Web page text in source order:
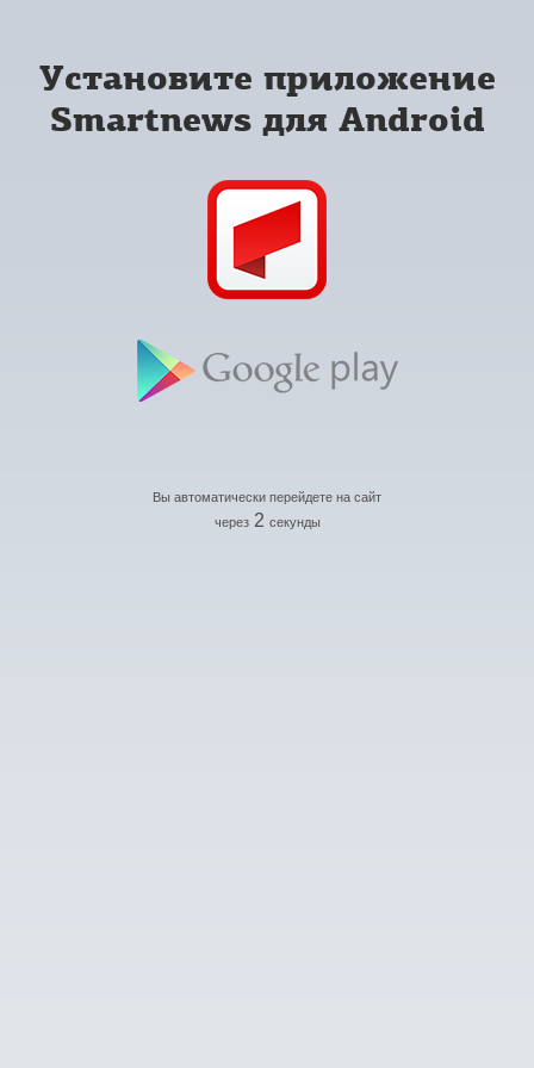
Установите приложение
Smartnews для Android
Вы автоматически перейдете на сайт
через 2 секунды